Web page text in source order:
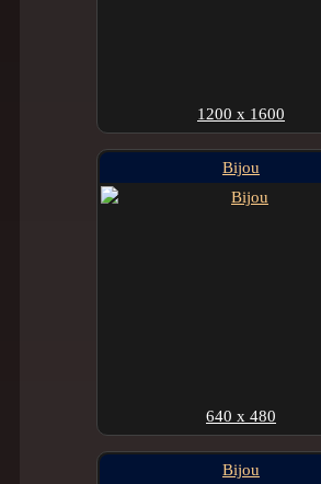
1200 x 1600
Bijou
640 x 480
Bijou